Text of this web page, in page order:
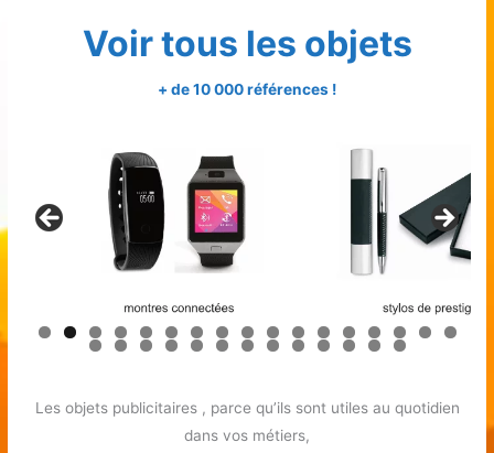
Voir tous les objets
+ de 10 000 références !
0 1 2 3 4 5 6 7
8 9 0 1 2 3 4 5 6 7 8 9 0
Les objets publicitaires , parce qu’ils sont utiles au quotidien
dans vos métiers,